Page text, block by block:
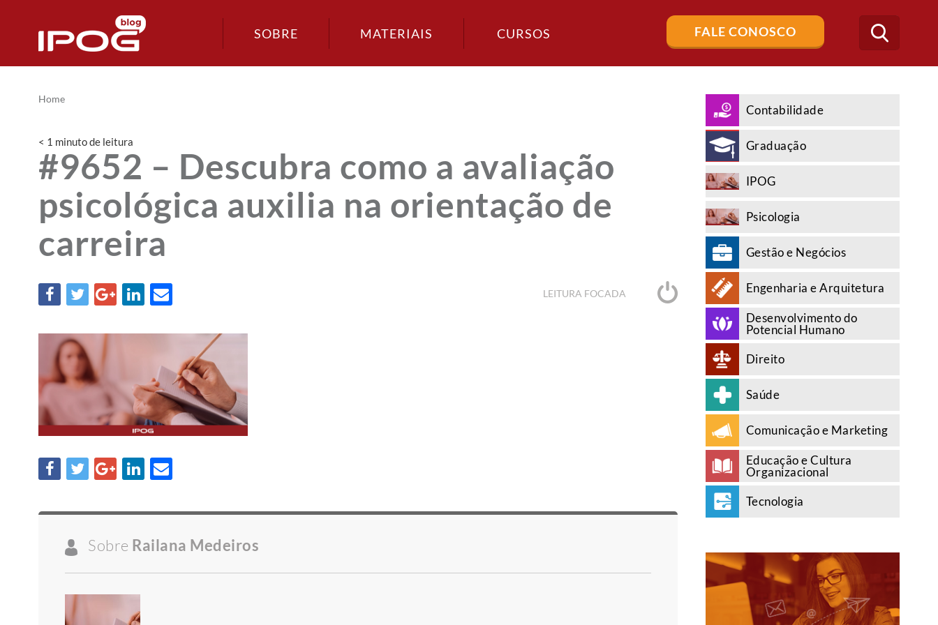
SOBRE MATERIAIS CURSOS FALE CONOSCO
Buscar
no
blog
Home
< 1 minutode leitura
#9652 – Descubra como a avaliação
psicológica auxilia na orientação de
carreira
LEITURA FOCADA
Sobre Railana Medeiros
Contabilidade
Graduação
IPOG
Psicologia
Gestão e Negócios
Engenharia e Arquitetura
Desenvolvimento do
Potencial Humano
Direito
Saúde
Comunicação e Marketing
Educação e Cultura
Organizacional
Tecnologia